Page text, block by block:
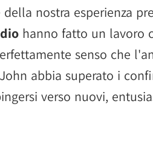
nostra esperienza
hanno fatto un lavoro
senso che
abbia superato i
verso nuovi,